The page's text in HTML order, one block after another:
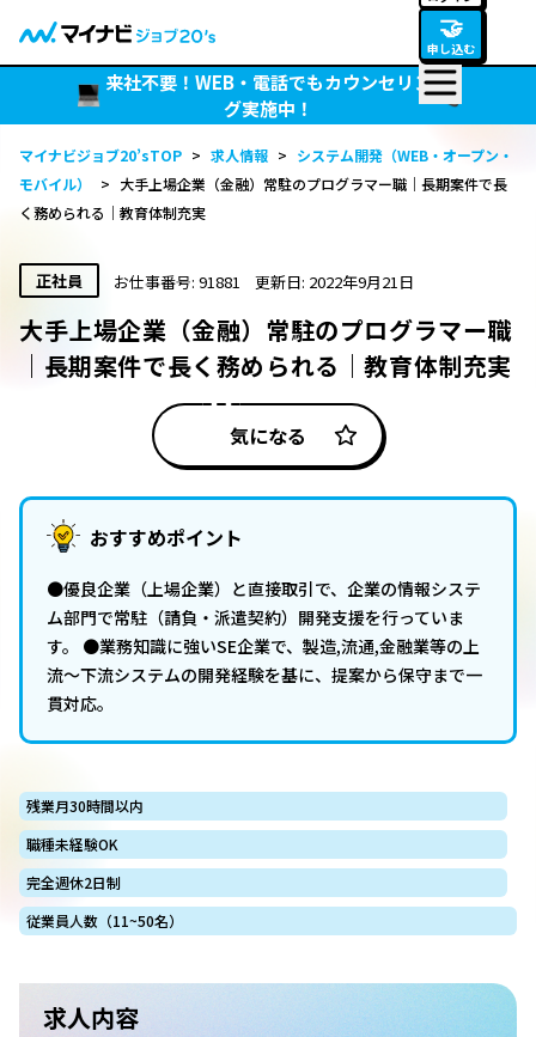
🤝
申し込む
来社不要！WEB・電話でもカウンセリン
グ実施中！
マイナビジョブ20’sTOP > 求人情報 > システム開発（WEB・オープン・
モバイル）
> 大手上場企業（金融）常駐のプログラマー職｜長期案件で長
く務められる｜教育体制充実
正社員 お仕事番号: 91881 更新日: 2022年9月21日
大手上場企業（金融）常駐のプログラマー職
｜長期案件で長く務められる｜教育体制充実
気になる
おすすめポイント
●優良企業（上場企業）と直接取引で、企業の情報システ
ム部門で常駐（請負・派遣契約）開発支援を行っていま
す。 ●業務知識に強いSE企業で、製造,流通,金融業等の上
流～下流システムの開発経験を基に、提案から保守まで一
貫対応。
残業月30時間以内
職種未経験OK
完全週休2日制
従業員人数（11~50名）
求人内容